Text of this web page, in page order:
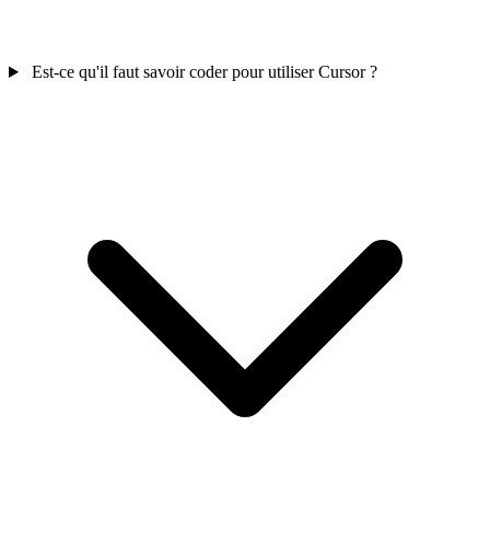
Est-ce qu'il faut savoir coder pour utiliser Cursor ?